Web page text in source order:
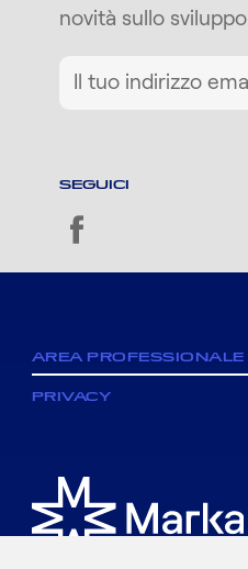
novità sullo
SEGUICI
AREA PROFESSIONALE
PRIVACY